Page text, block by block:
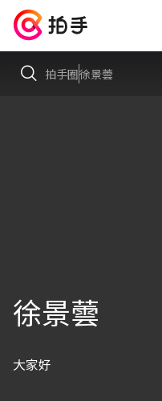
拍手圈徐景蕓
徐景蕓
大家好